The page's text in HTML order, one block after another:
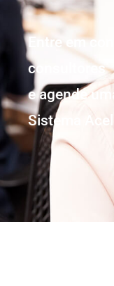
Entre em
consultores
e agende
Sistema